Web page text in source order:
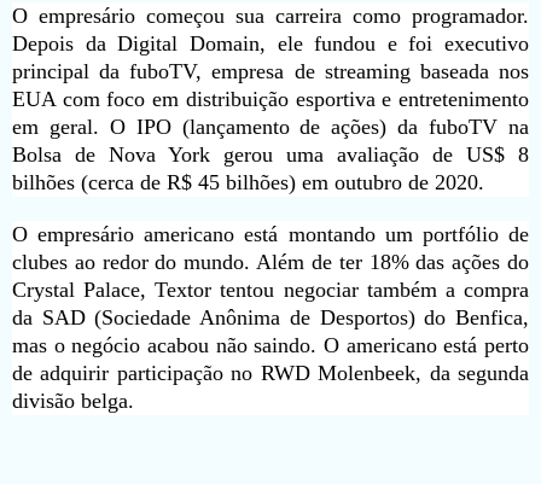
O empresário começou sua carreira como programador.
Depois da Digital Domain, ele fundou e foi executivo
principal da fuboTV, empresa de streaming baseada nos
EUA com foco em distribuição esportiva e entretenimento
em geral. O IPO (lançamento de ações) da fuboTV na
Bolsa de Nova York gerou uma avaliação de US$ 8
bilhões (cerca de R$ 45 bilhões) em outubro de 2020.
O empresário americano está montando um portfólio de
clubes ao redor do mundo. Além de ter 18% das ações do
Crystal Palace, Textor tentou negociar também a compra
da SAD (Sociedade Anônima de Desportos) do Benfica,
mas o negócio acabou não saindo. O americano está perto
de adquirir participação no RWD Molenbeek, da segunda
divisão belga.